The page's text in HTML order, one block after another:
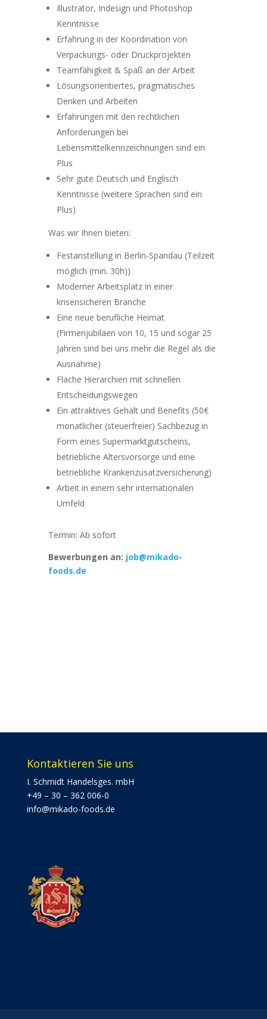
Illustrator, Indesign und Photoshop
Kenntnisse
Erfahrung in der Koordination von
Verpackungs- oder Druckprojekten
Teamfähigkeit & Spaß an der Arbeit
Lösungsorientiertes, pragmatisches
Denken und Arbeiten
Erfahrungen mit den rechtlichen
Anforderungen bei
Lebensmittelkennzeichnungen sind ein
Plus
Sehr gute Deutsch und Englisch
Kenntnisse (weitere Sprachen sind ein
Plus)
Was wir Ihnen bieten:
Festanstellung in Berlin-Spandau (Teilzeit
möglich (min. 30h))
Moderner Arbeitsplatz in einer
krisensicheren Branche
Eine neue berufliche Heimat
(Firmenjubiläen von 10, 15 und sogar 25
Jahren sind bei uns mehr die Regel als die
Ausnahme)
Flache Hierarchien mit schnellen
Entscheidungswegen
Ein attraktives Gehalt und Benefits (50€
monatlicher (steuerfreier) Sachbezug in
Form eines Supermarktgutscheins,
betriebliche Altersvorsorge und eine
betriebliche Krankenzusatzversicherung)
Arbeit in einem sehr internationalen
Umfeld
Termin: Ab sofort
Bewerbungen an: job@mikado-
foods.de
Kontaktieren Sie uns
I. Schmidt Handelsges. mbH
+49 – 30 – 362 006-0
info@mikado-foods.de